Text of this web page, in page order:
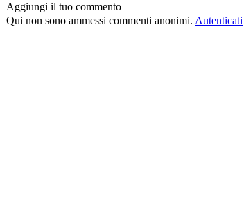
Aggiungi il tuo commento
Qui non sono ammessi commenti anonimi. Autenticati